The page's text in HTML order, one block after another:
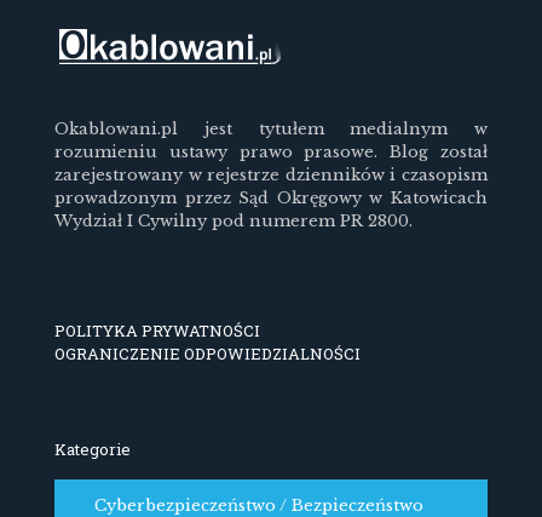
Okablowani.pl jest tytułem medialnym w
rozumieniu ustawy prawo prasowe. Blog został
zarejestrowany w rejestrze dzienników i czasopism
prowadzonym przez Sąd Okręgowy w Katowicach
Wydział I Cywilny pod numerem PR 2800.
POLITYKA PRYWATNOŚCI
OGRANICZENIE ODPOWIEDZIALNOŚCI
Kategorie
Cyberbezpieczeństwo / Bezpieczeństwo